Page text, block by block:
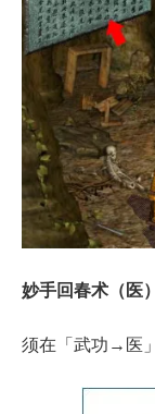
妙手回春术（医
须在「武功→医